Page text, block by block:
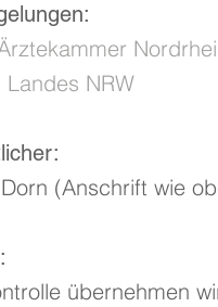
NRW
(Anschrift wie
übernehmen